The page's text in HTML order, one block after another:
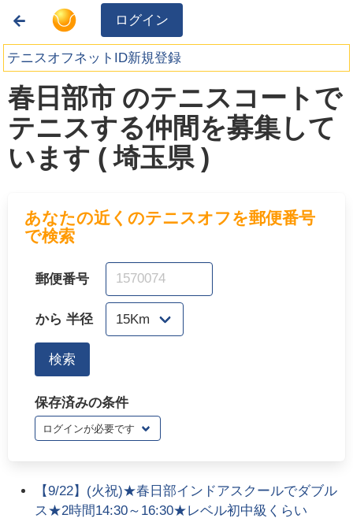
ログイン
テニスオフネットID新規登録
春日部市 のテニスコートで
テニスする仲間を募集して
います ( 埼玉県 )
あなたの近くのテニスオフを郵便番号
で検索
保存済みの条件
【9/22】(火祝)★春日部インドアスクールでダブル
ス★2時間14:30～16:30★レベル初中級くらい